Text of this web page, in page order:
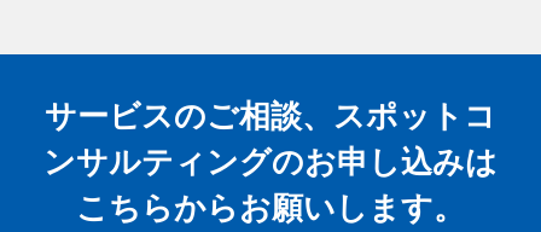
サービスのご相談、スポットコ
ンサルティングのお申し込みは
こちらからお願いします。